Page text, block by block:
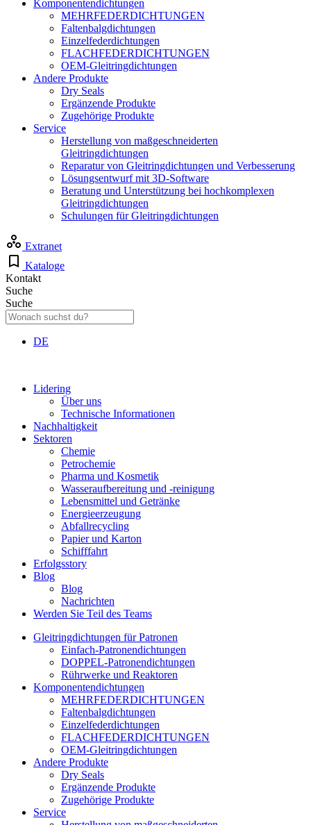
Komponentendichtungen
MEHRFEDERDICHTUNGEN
Faltenbalgdichtungen
Einzelfederdichtungen
FLACHFEDERDICHTUNGEN
OEM-Gleitringdichtungen
Andere Produkte
Dry Seals
Ergänzende Produkte
Zugehörige Produkte
Service
Herstellung von maßgeschneiderten
Gleitringdichtungen
Reparatur von Gleitringdichtungen und Verbesserung
Lösungsentwurf mit 3D-Software
Beratung und Unterstützung bei hochkomplexen
Gleitringdichtungen
Schulungen für Gleitringdichtungen
Extranet
Kataloge
Kontakt
Suche
Suche
DE
Lidering
Über uns
Technische Informationen
Nachhaltigkeit
Sektoren
Chemie
Petrochemie
Pharma und Kosmetik
Wasseraufbereitung und -reinigung
Lebensmittel und Getränke
Energieerzeugung
Abfallrecycling
Papier und Karton
Schifffahrt
Erfolgsstory
Blog
Blog
Nachrichten
Werden Sie Teil des Teams
Gleitringdichtungen für Patronen
Einfach-Patronendichtungen
DOPPEL-Patronendichtungen
Rührwerke und Reaktoren
Komponentendichtungen
MEHRFEDERDICHTUNGEN
Faltenbalgdichtungen
Einzelfederdichtungen
FLACHFEDERDICHTUNGEN
OEM-Gleitringdichtungen
Andere Produkte
Dry Seals
Ergänzende Produkte
Zugehörige Produkte
Service